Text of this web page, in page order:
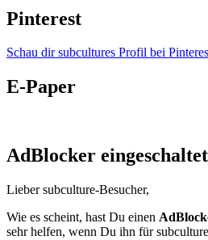
Pinterest
Schau dir subcultures Profil bei
E-Paper
AdBlocker
Lieber subculture-Besucher,
Wie es scheint, hast Du einen
sehr helfen, wenn Du ihn für